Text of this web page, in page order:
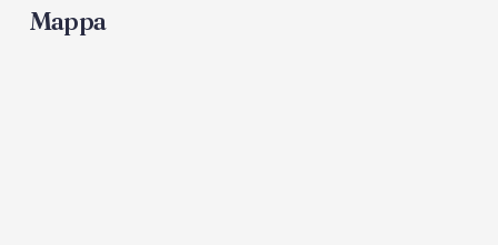
Mappa